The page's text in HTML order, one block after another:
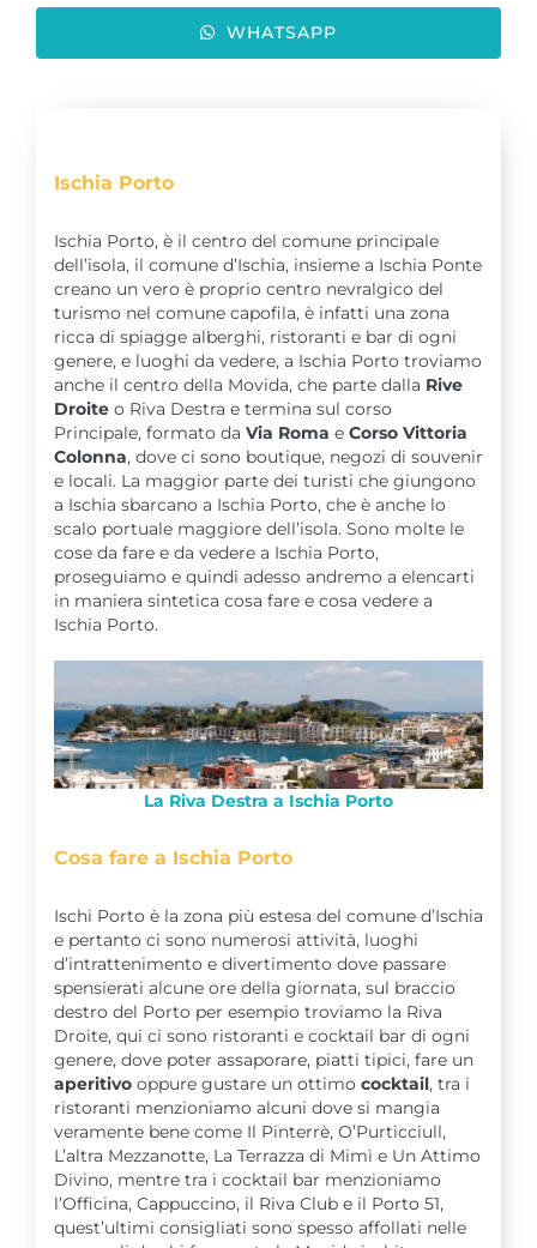
WHATSAPP
Ischia Porto
Ischia Porto, è il centro del comune principale
dell’isola, il comune d’Ischia, insieme a Ischia Ponte
creano un vero è proprio centro nevralgico del
turismo nel comune capofila, è infatti una zona
ricca di spiagge alberghi, ristoranti e bar di ogni
genere, e luoghi da vedere, a Ischia Porto troviamo
anche il centro della Movida, che parte dalla Rive
Droite o Riva Destra e termina sul corso
Principale, formato da Via Roma e Corso Vittoria
Colonna, dove ci sono boutique, negozi di souvenir
e locali. La maggior parte dei turisti che giungono
a Ischia sbarcano a Ischia Porto, che è anche lo
scalo portuale maggiore dell’isola. Sono molte le
cose da fare e da vedere a Ischia Porto,
proseguiamo e quindi adesso andremo a elencarti
in maniera sintetica cosa fare e cosa vedere a
Ischia Porto.
La Riva Destra a Ischia Porto
Cosa fare a Ischia Porto
Ischi Porto è la zona più estesa del comune d’Ischia
e pertanto ci sono numerosi attività, luoghi
d’intrattenimento e divertimento dove passare
spensierati alcune ore della giornata, sul braccio
destro del Porto per esempio troviamo la Riva
Droite, qui ci sono ristoranti e cocktail bar di ogni
genere, dove poter assaporare, piatti tipici, fare un
aperitivo oppure gustare un ottimo cocktail, tra i
ristoranti menzioniamo alcuni dove si mangia
veramente bene come Il Pinterrè, O’Purticciull,
L’altra Mezzanotte, La Terrazza di Mimì e Un Attimo
Divino, mentre tra i cocktail bar menzioniamo
l’Officina, Cappuccino, il Riva Club e il Porto 51,
quest’ultimi consigliati sono spesso affollati nelle